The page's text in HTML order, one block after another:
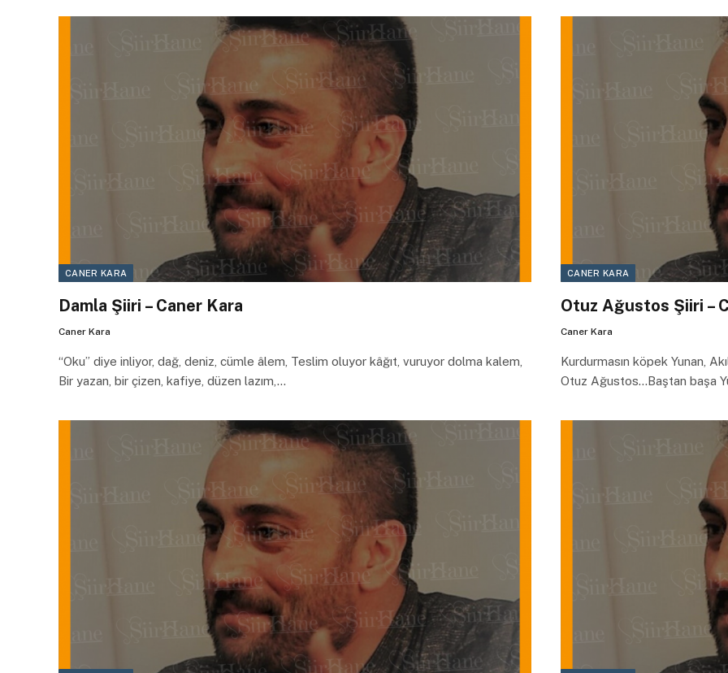
CANER KARA
Damla Şiiri – Caner Kara
Caner Kara
“Oku” diye inliyor, dağ, deniz, cümle âlem, Teslim oluyor kâğıt, vuruyor dolma kalem,
Bir yazan, bir çizen, kafiye, düzen lazım,…
CANER KARA
Otuz Ağustos Şiiri –
Caner Kara
Kurdurmasın köpek Yunan,
Otuz Ağustos…Baştan başa